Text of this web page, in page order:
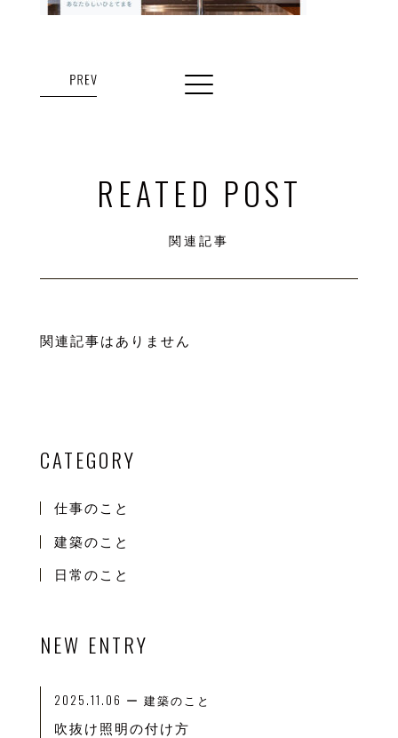
REATED POST
関連記事
関連記事はありません
CATEGORY
仕事のこと
建築のこと
日常のこと
NEW ENTRY
2025.11.06 ー 建築のこと
吹抜け照明の付け方